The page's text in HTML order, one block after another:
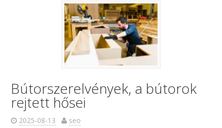
Bútorszerelvények, a bútorok
rejtett hősei
2025-08-13 seo